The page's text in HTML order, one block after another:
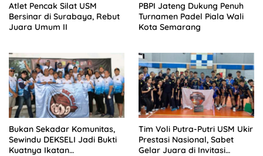
Atlet Pencak Silat USM
Bersinar di Surabaya, Rebut
Juara Umum II
PBPI Jateng Dukung Penuh
Turnamen Padel Piala Wali
Kota Semarang
Bukan Sekadar Komunitas,
Sewindu DEKSELI Jadi Bukti
Kuatnya Ikatan
Tim Voli Putra-Putri USM Ukir
Prestasi Nasional, Sabet
Gelar Juara di Invitasi